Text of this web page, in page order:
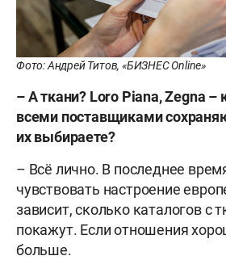
Фото: Андрей Титов, «БИЗНЕС Online»
– А ткани? Loro Piana, Zegna –
всеми поставщиками
их выбираете?
– Всё лично. В последнее
чувствовать настроение
зависит, сколько каталогов с
покажут. Если отношения
больше.